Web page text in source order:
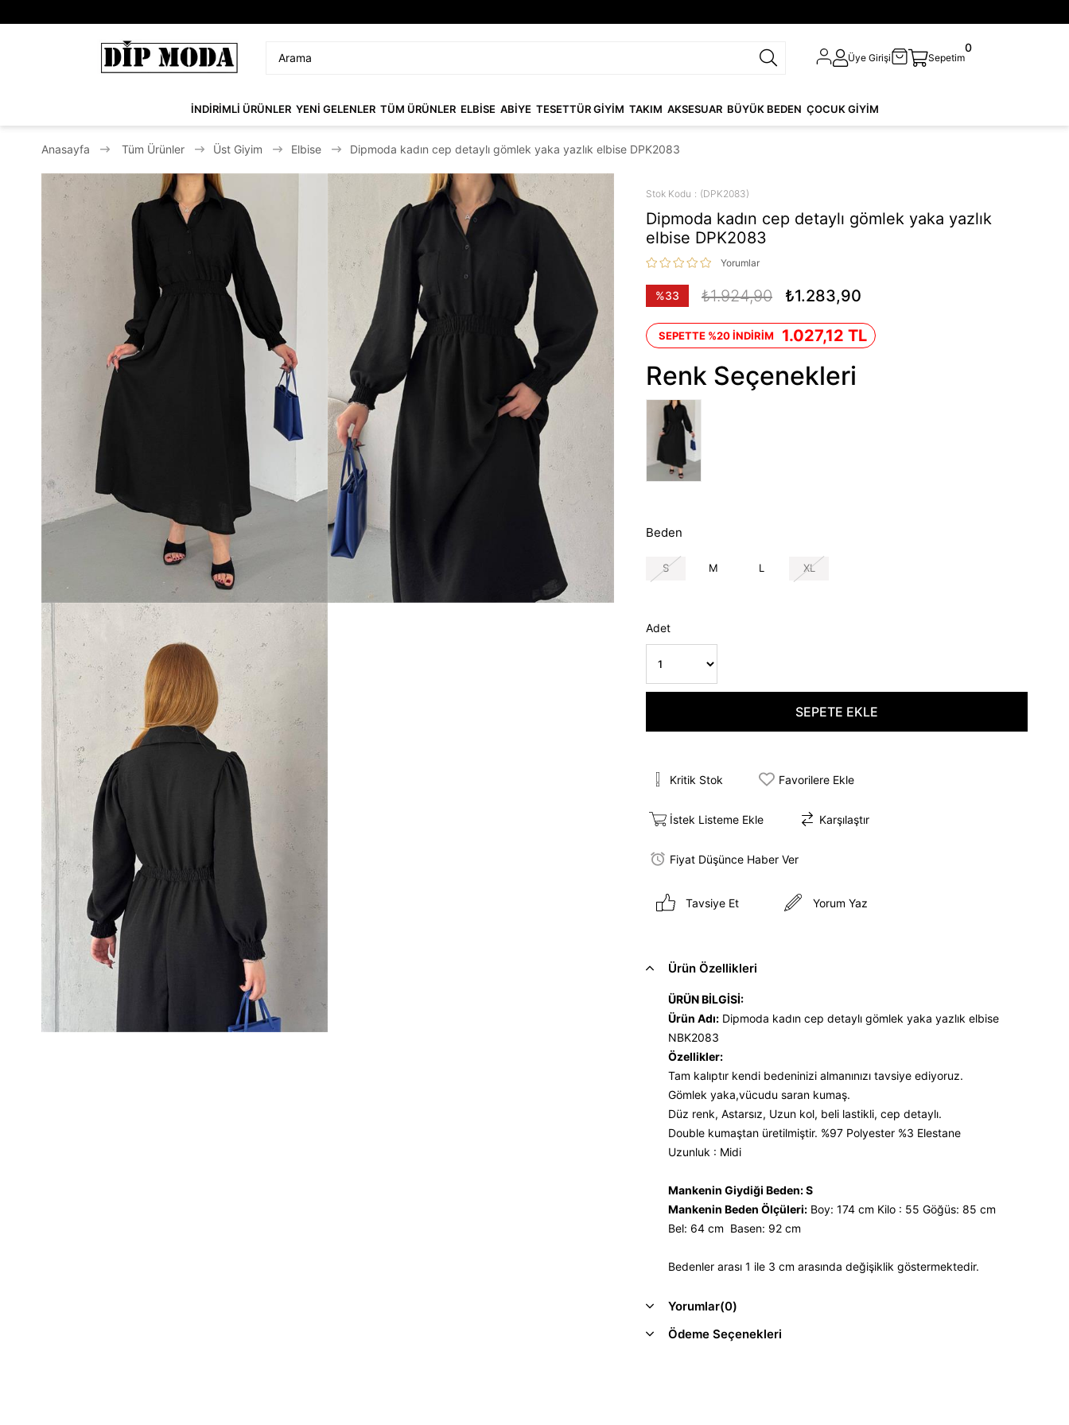
Üye Girişi Sepetim
0
İNDİRİMLİ ÜRÜNLER YENİ GELENLER TÜM ÜRÜNLER ELBİSE ABİYE TESETTÜR GİYİM TAKIM AKSESUAR BÜYÜK BEDEN ÇOCUK GİYİM
Anasayfa Tüm Ürünler Üst Giyim Elbise Dipmoda kadın cep detaylı gömlek yaka yazlık elbise DPK2083
Stok Kodu (DPK2083)
Dipmoda kadın cep detaylı gömlek yaka yazlık
elbise DPK2083
Yorumlar
%33
₺1.924,90 ₺1.283,90
SEPETTE %20 İNDİRİM 1.027,12 TL
Renk Seçenekleri
Beden
S M L XL
Adet
Kritik Stok Favorilere Ekle
İstek Listeme Ekle Karşılaştır
Fiyat Düşünce Haber Ver
Tavsiye Et Yorum Yaz
Ürün Özellikleri
ÜRÜN BİLGİSİ:
Ürün Adı: Dipmoda kadın cep detaylı gömlek yaka yazlık elbise
NBK2083
Özellikler:
Tam kalıptır kendi bedeninizi almanınızı tavsiye ediyoruz.
Gömlek yaka,vücudu saran kumaş.
Düz renk, Astarsız, Uzun kol, beli lastikli, cep detaylı.
Double kumaştan üretilmiştir. %97 Polyester %3 Elestane
Uzunluk : Midi
Mankenin Giydiği Beden: S
Mankenin Beden Ölçüleri: Boy: 174 cm Kilo : 55 Göğüs: 85 cm
Bel: 64 cm Basen: 92 cm
Bedenler arası 1 ile 3 cm arasında değişiklik göstermektedir.
Yorumlar(0)
Ödeme Seçenekleri